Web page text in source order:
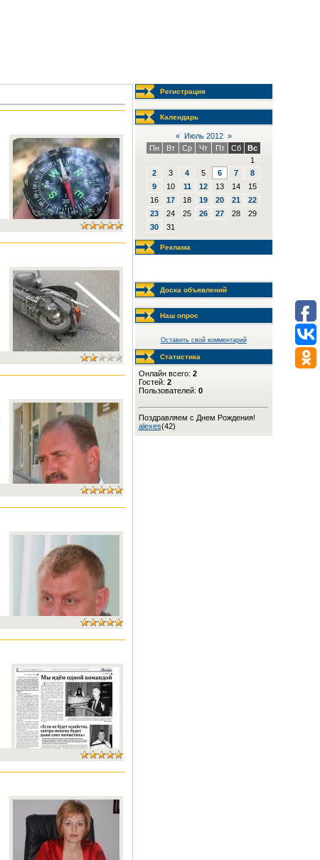
Регистрация
Календарь
« Июль 2012 »
Пн
Вт Ср Чт Пт Сб
Вс
1
2
3 4 5 6 7
8
9
10 11 12 13 14
15
16
17 18 19 20 21
22
23
24 25 26 27 28
29
30
31
Реклама
Доска объявлений
Наш опрос
Оставить свой комментарий
Статистика
Онлайн всего: 2
Гостей: 2
Пользователей: 0
Поздравляем с Днем Рождения!
alexes(42)